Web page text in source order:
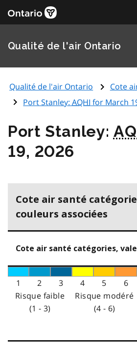
Qualité de l'air Ontario
Qualité de l'air Ontario Cote
Port Stanley:AQHI for March
Port Stanley:
19, 2026
Cote air santé
couleurs associées
Cote air santé catégories,
1 2 3 4 5 6
Risque faible
(1 - 3)
Risque modéré
(4 - 6)